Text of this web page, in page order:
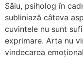
Sâiu, psiholog în
subliniază câteva
cuvintele nu sunt
exprimare. Arta nu
vindecarea